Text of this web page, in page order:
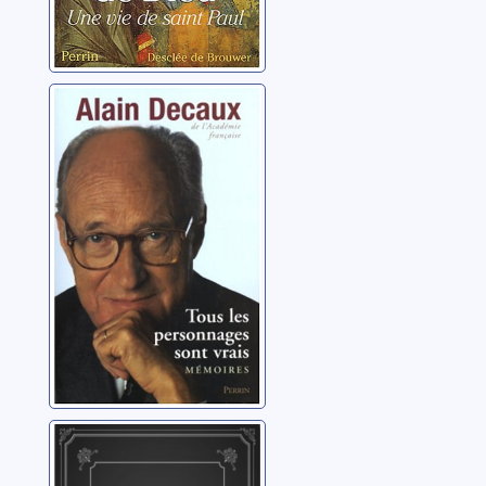
Tous les
personnages
sont vrais
Decaux, Alain
Alexandre
Dumas et la